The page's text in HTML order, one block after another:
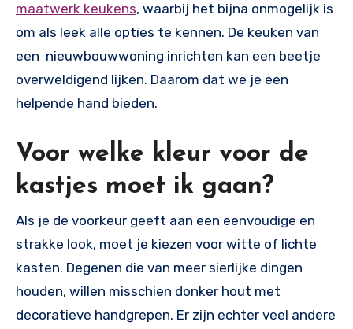
maatwerk keukens, waarbij het bijna onmogelijk is
om als leek alle opties te kennen. De keuken van
een nieuwbouwwoning inrichten kan een beetje
overweldigend lijken. Daarom dat we je een
helpende hand bieden.
Voor welke kleur voor de
kastjes moet ik gaan?
Als je de voorkeur geeft aan een eenvoudige en
strakke look, moet je kiezen voor witte of lichte
kasten. Degenen die van meer sierlijke dingen
houden, willen misschien donker hout met
decoratieve handgrepen. Er zijn echter veel andere